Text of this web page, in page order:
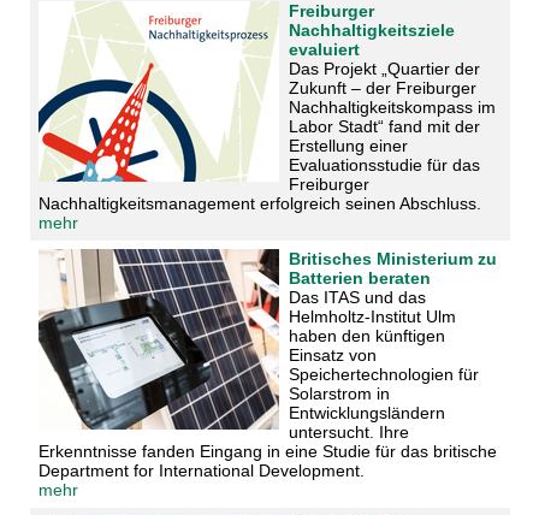
Freiburger
Nachhaltigkeitsziele
evaluiert
Das Projekt „Quartier der
Zukunft – der Freiburger
Nachhaltigkeitskompass im
Labor Stadt“ fand mit der
Erstellung einer
Evaluationsstudie für das
Freiburger
Nachhaltigkeitsmanagement erfolgreich seinen Abschluss.
mehr
Britisches Ministerium zu
Batterien beraten
Das ITAS und das
Helmholtz-Institut Ulm
haben den künftigen
Einsatz von
Speichertechnologien für
Solarstrom in
Entwicklungsländern
untersucht. Ihre
Erkenntnisse fanden Eingang in eine Studie für das britische
Department for International Development.
mehr